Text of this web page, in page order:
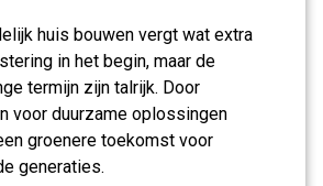
huis bouwen vergt wat extra
in het begin, maar de
termijn zijn talrijk. Door
voor duurzame oplossingen
groenere toekomst voor
generaties.